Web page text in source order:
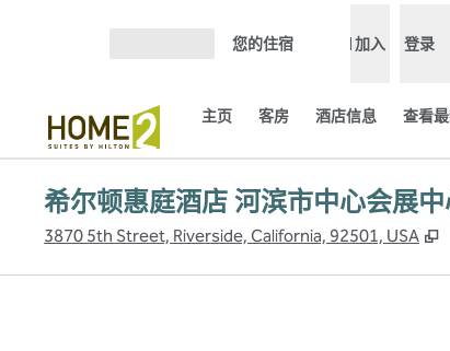
您的住宿 加入 登录
主页 客房 酒店信息 查看
希尔顿惠庭酒店 河滨市中心会展
3870 5th Street, Riverside, California, 92501, USA ,